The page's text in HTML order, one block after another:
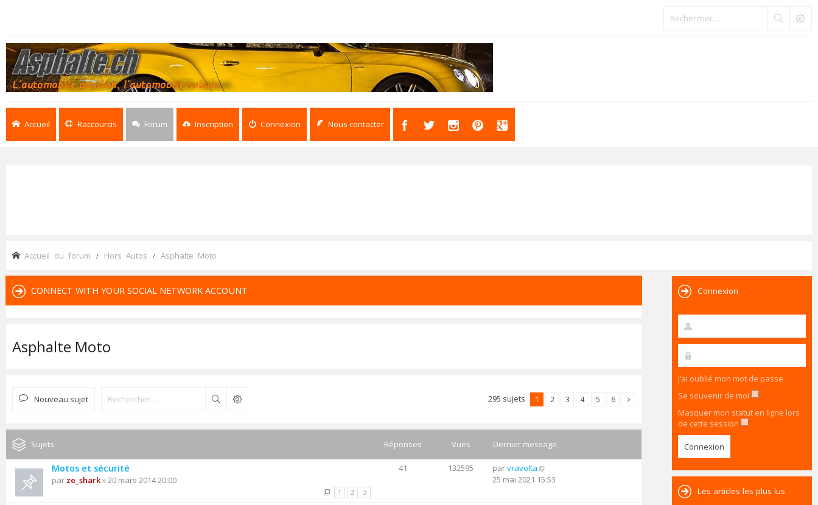
Accueil Raccourcis Forum Inscription Connexion Nous contacter
Accueil du forum Hors Autos Asphalte Moto
CONNECT WITH YOUR SOCIAL NETWORK ACCOUNT
Asphalte Moto
Nouveau sujet Rechercher 295 sujets 1 2 3 4 5 6
Sujets Réponses Vues Dernier message
Motos et sécurité
par ze_shark» 20 mars 2014 20:00
1 2 3
41 132595 parvravolta
25 mai 2021 15:53
Connexion
J’ai oublié mon mot de passe
Se souvenir de moi
Masquer mon statut en ligne lors
de cette session
Les articles les plus lus